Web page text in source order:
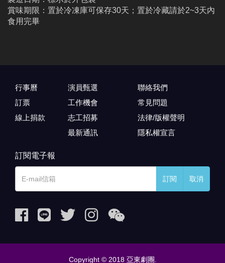
賞味期限：置於冷凍庫可保存30天；置於冷藏請於2~3天內
食用完畢
行事曆
訂票
線上捐款
演員甄選
工作機會
志工招募
最新通訊
聯絡我們
常見問題
法律/版權聲明
隱私權宣言
訂閱電子報
訂閱 取消
Copyright © 2018 亞東劇團.